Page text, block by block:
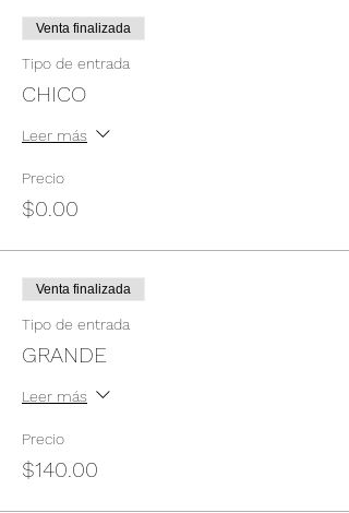
Venta finalizada
Tipo de entrada
CHICO
Leer más
Precio
$0.00
Venta finalizada
Tipo de entrada
GRANDE
Leer más
Precio
$140.00